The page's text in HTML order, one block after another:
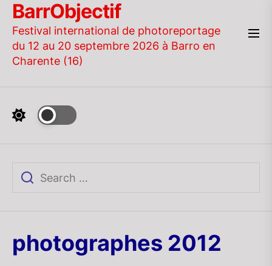
Skip
the
content
BarrObjectif
Festival international de photoreportage
du 12 au 20 septembre 2026 à Barro en
Charente (16)
photographes 2012